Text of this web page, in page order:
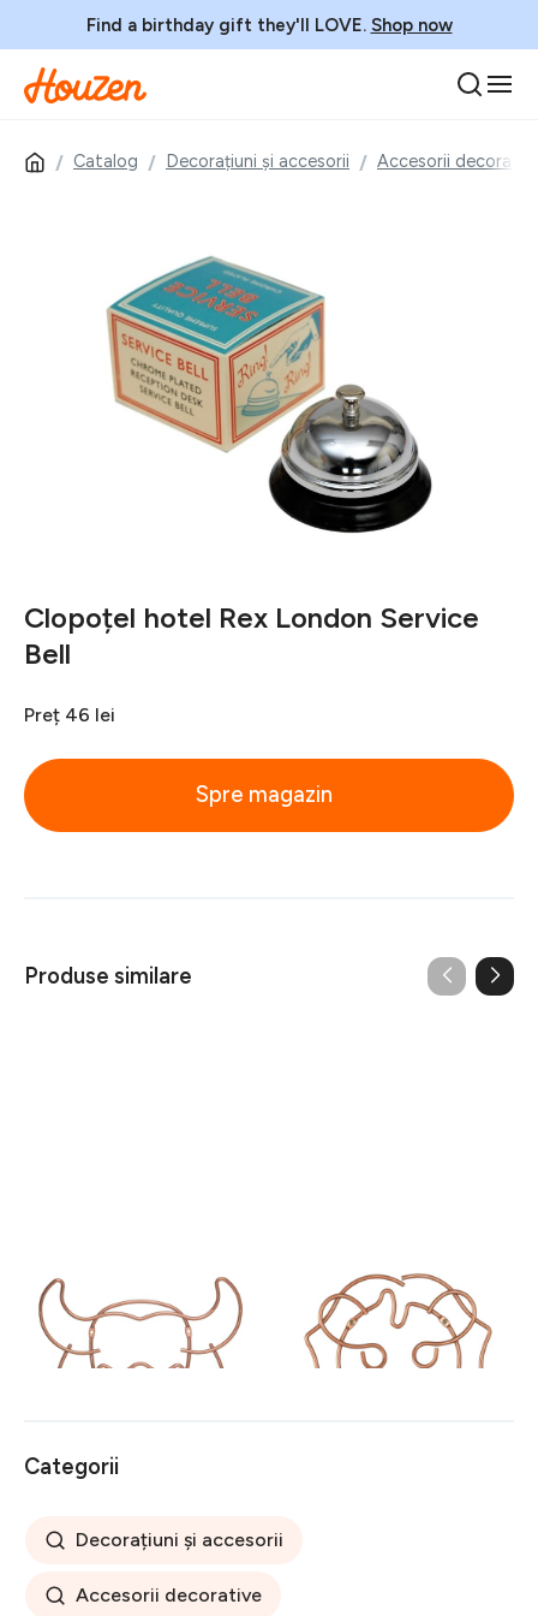
Find a birthday gift they'll LOVE. Shop now
Catalog Decorațiuni și accesorii Accesorii
Clopoțel hotel Rex London Service
Bell
Preț 46 lei
Spre magazin
Produse similare
Suport decorativ perete
Buffalo, Metaltex, 32 x 34
cm, inox, aramiu
88 lei
Suport decorativ perete
Lion, Metaltex, 27 x 30 cm,
inox, aramiu
88 lei
Categorii
Decorațiuni și accesorii
Accesorii decorative